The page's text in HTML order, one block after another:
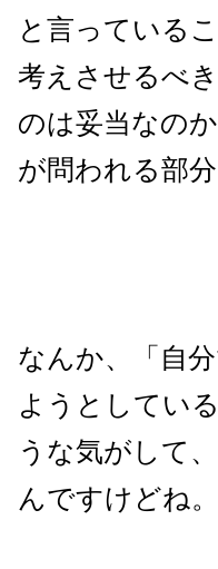
と言っている
考えさせるべ
のは妥当なの
が問われる部
なんか、「自
ようとしてい
うな気がして
んですけどね。